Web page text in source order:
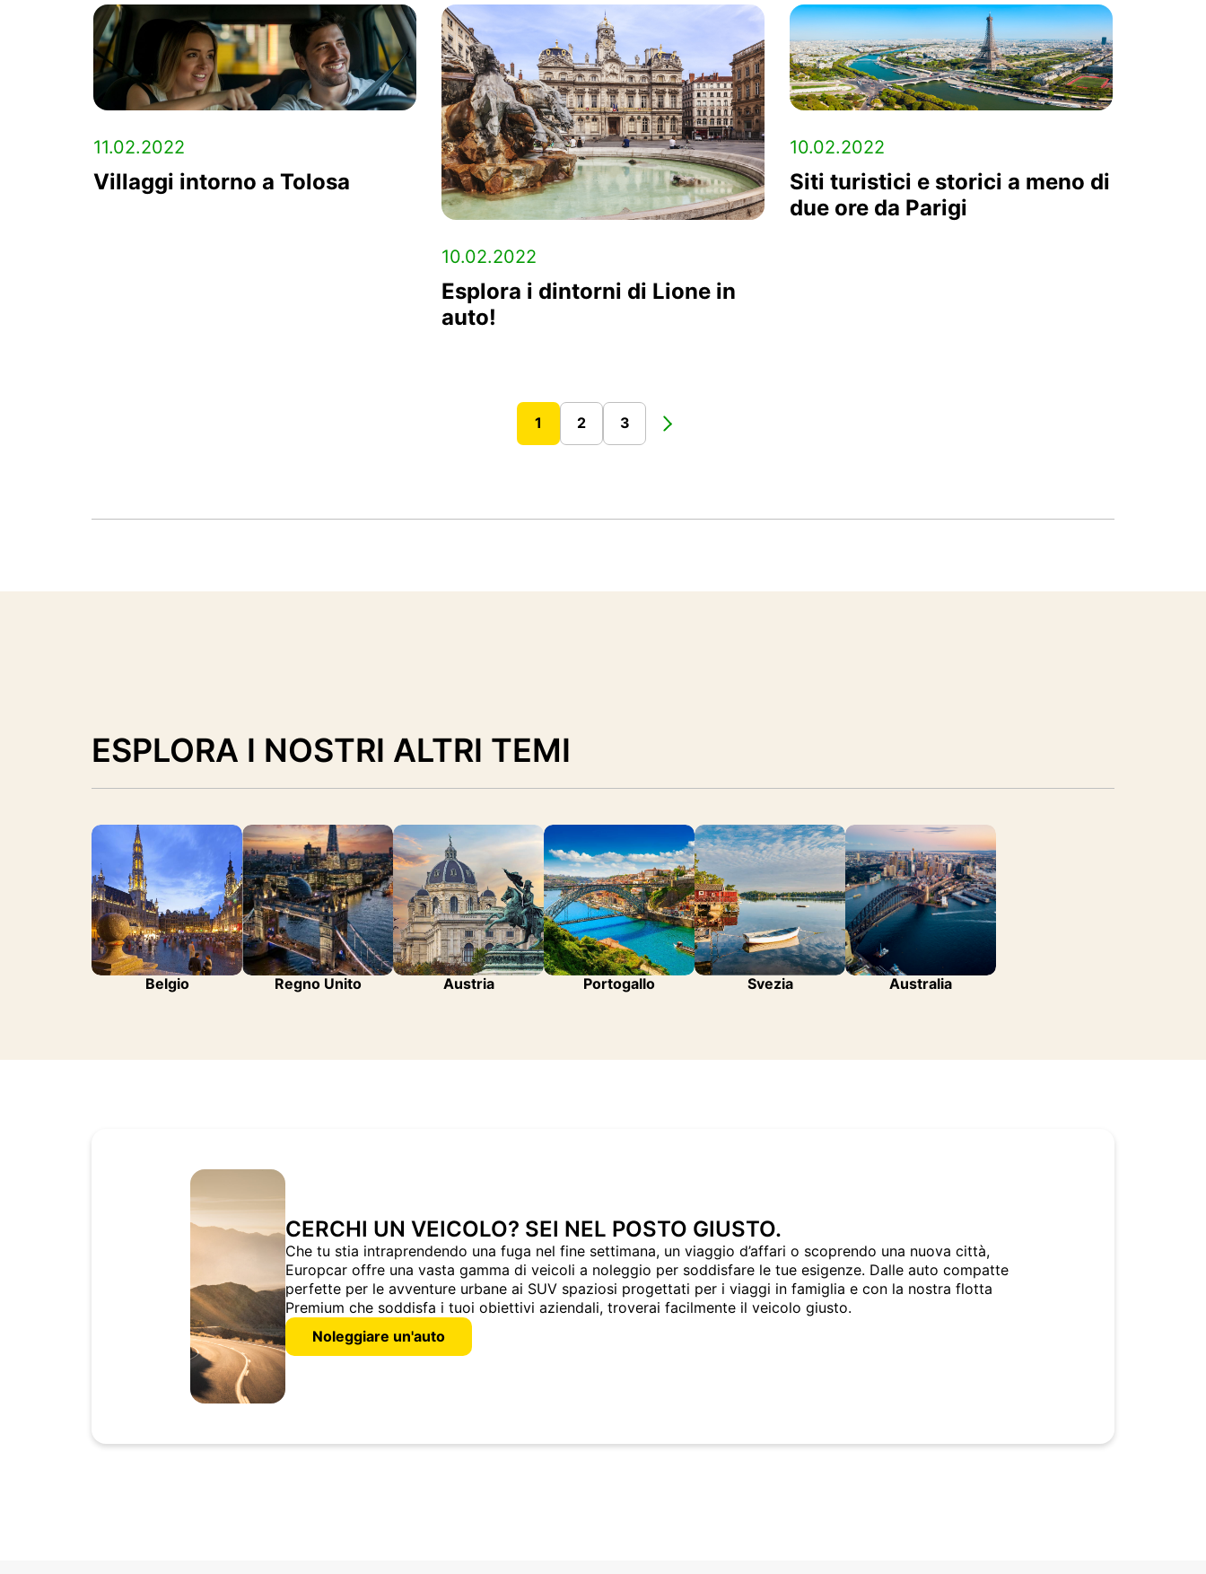
11.02.2022
Villaggi intorno a Tolosa
10.02.2022
Esplora i dintorni di Lione in
auto!
10.02.2022
Siti turistici e storici a meno di
due ore da Parigi
1 2 3
ESPLORA I NOSTRI ALTRI TEMI
Belgio Regno Unito Austria Portogallo Svezia Australia
CERCHI UN VEICOLO? SEI NEL POSTO GIUSTO.
Che tu stia intraprendendo una fuga nel fine settimana, un viaggio d’affari o scoprendo una nuova città,
Europcar offre una vasta gamma di veicoli a noleggio per soddisfare le tue esigenze. Dalle auto compatte
perfette per le avventure urbane ai SUV spaziosi progettati per i viaggi in famiglia e con la nostra flotta
Premium che soddisfa i tuoi obiettivi aziendali, troverai facilmente il veicolo giusto.
Noleggiare un'auto